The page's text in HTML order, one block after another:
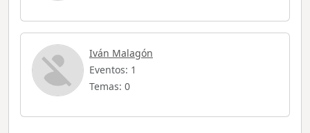
Iván Malagón
Eventos: 1
Temas: 0